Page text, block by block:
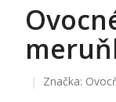
Značka: